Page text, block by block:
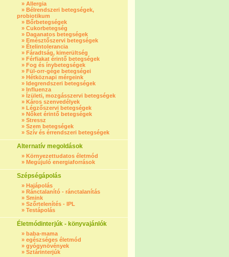
» Allergia
» Bélrendszeri betegségek,
probiotikum
» Bőrbetegségek
» Cukorbetegség
» Daganatos betegségek
» Emésztőszervi betegségek
» Ételintolerancia
» Fáradtság, kimerültség
» Férfiakat érintő betegségek
» Fog és ínybetegségek
» Fül-orr-gége betegségei
» Hétköznapi mérgeink
» Idegrendszeri betegségek
» Influenza
» Ízületi, mozgásszervi betegségek
» Káros szenvedélyek
» Légzőszervi betegségek
» Nőket érintő betegségek
» Stressz
» Szem betegségek
» Szív és érrendszeri betegségek
Alternatív megoldások
» Környezettudatos életmód
» Megújuló energiaforrások
Szépségápolás
» Hajápolás
» Ránctalanító - ránctalanítás
» Smink
» Szőrtelenítés - IPL
» Testápolás
Életmódinterjúk - könyvajánlók
» baba-mama
» egészséges életmód
» gyógynövények
» Sztárinterjúk